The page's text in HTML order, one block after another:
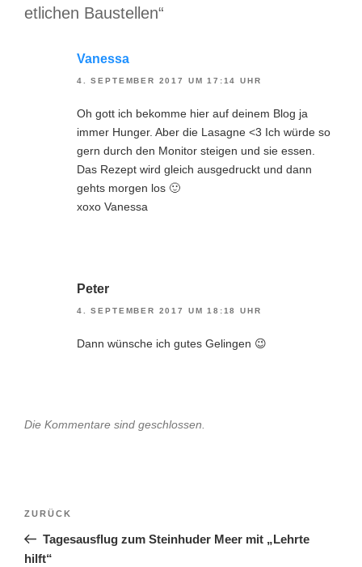
etlichen Baustellen“
Vanessa
4. SEPTEMBER 2017 UM 17:14 UHR
Oh gott ich bekomme hier auf deinem Blog ja
immer Hunger. Aber die Lasagne <3 Ich würde so
gern durch den Monitor steigen und sie essen.
Das Rezept wird gleich ausgedruckt und dann
gehts morgen los 🙂
xoxo Vanessa
Peter
4. SEPTEMBER 2017 UM 18:18 UHR
Dann wünsche ich gutes Gelingen 😉
Die Kommentare sind geschlossen.
Beitragsnavigation
Vorheriger
Beitrag
ZURÜCK
Tagesausflug zum Steinhuder Meer mit „Lehrte
hilft“